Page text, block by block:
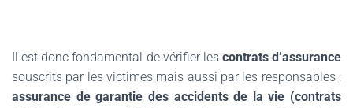
Il est donc fondamental de vérifier les contrats d’assurance
souscrits par les victimes mais aussi par les responsables :
assurance de garantie des accidents de la vie (contrats